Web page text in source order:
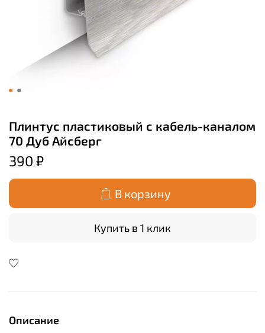
Плинтус пластиковый с кабель-каналом
70 Дуб Айсберг
390 ₽
В корзину
Купить в 1 клик
Описание